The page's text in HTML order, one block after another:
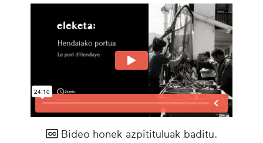
Bideo honek azpitituluak baditu.